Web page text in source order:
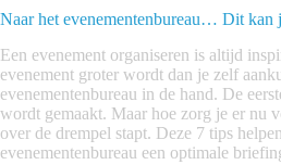
Naar het evenementenbureau… Dit kan
Een evenement organiseren is altijd
evenement groter wordt dan je zelf
evenementenbureau in de hand. De
wordt gemaakt. Maar hoe zorg je er nu
over de drempel stapt. Deze 7 tips
evenementenbureau een optimale